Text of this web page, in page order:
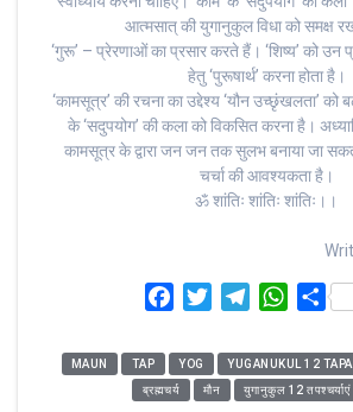
आत्मसात् की युगानुकुल विधा को समक्ष
‘गुरू’ – प्रेरणाओं का प्रसार करते हैं। ‘शिष्य’ को
हेतु ‘पुरूषार्थ’ करना होता है।
‘कामसूत्र’ की रचना का उद्देश्य ‘यौन उच्छृंखलता’ को
के ‘सदुपयोग’ की कला को विकसित करना है।
कामसूत्र के द्वारा जन जन तक सुलभ बनाया जा
चर्चा की आवश्यकता है।
ॐ शांतिः शांतिः शांतिः।।
c
e
i
t
l
e
W
a
t
S
a
r
MAUN TAP YOG YUGANUKUL 12
ब्रह्मचर्य
मौन युगानुकुल 12 तपश्चर्याएं